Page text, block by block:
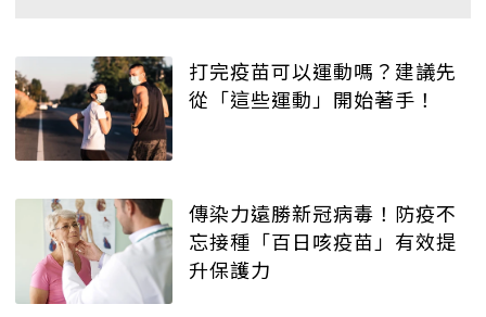
打完疫苗可以運動嗎？建議先
從「這些運動」開始著手！
傳染力遠勝新冠病毒！防疫不
忘接種「百日咳疫苗」有效提
升保護力